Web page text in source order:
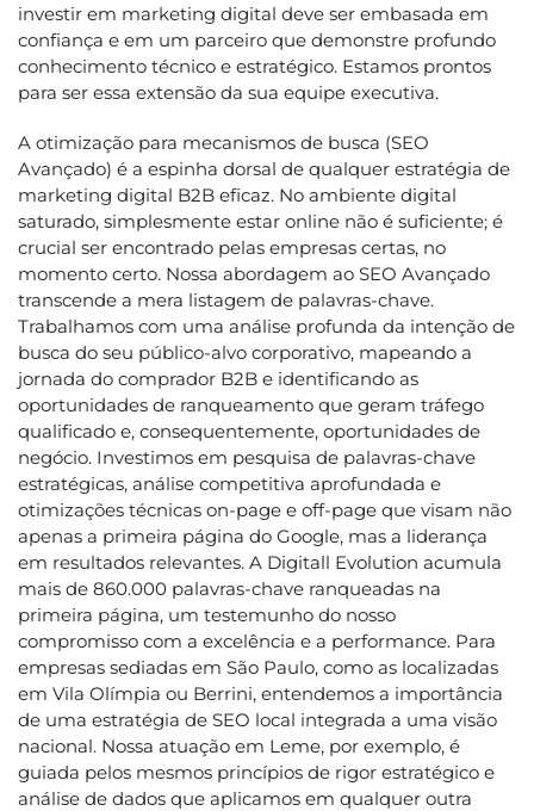
investir em marketing digital deve ser embasada em
confiança e em um parceiro que demonstre profundo
conhecimento técnico e estratégico. Estamos prontos
para ser essa extensão da sua equipe executiva.
A otimização para mecanismos de busca (SEO
Avançado) é a espinha dorsal de qualquer estratégia de
marketing digital B2B eficaz. No ambiente digital
saturado, simplesmente estar online não é suficiente; é
crucial ser encontrado pelas empresas certas, no
momento certo. Nossa abordagem ao SEO Avançado
transcende a mera listagem de palavras-chave.
Trabalhamos com uma análise profunda da intenção de
busca do seu público-alvo corporativo, mapeando a
jornada do comprador B2B e identificando as
oportunidades de ranqueamento que geram tráfego
qualificado e, consequentemente, oportunidades de
negócio. Investimos em pesquisa de palavras-chave
estratégicas, análise competitiva aprofundada e
otimizações técnicas on-page e off-page que visam não
apenas a primeira página do Google, mas a liderança
em resultados relevantes. A Digitall Evolution acumula
mais de 860.000 palavras-chave ranqueadas na
primeira página, um testemunho do nosso
compromisso com a excelência e a performance. Para
empresas sediadas em São Paulo, como as localizadas
em Vila Olímpia ou Berrini, entendemos a importância
de uma estratégia de SEO local integrada a uma visão
nacional. Nossa atuação em Leme, por exemplo, é
guiada pelos mesmos princípios de rigor estratégico e
análise de dados que aplicamos em qualquer outra